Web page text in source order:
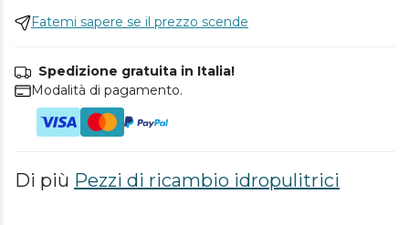
Fatemi sapere se il prezzo scende
Spedizione gratuita in Italia!
Modalità di pagamento.
Di più Pezzi di ricambio idropulitrici